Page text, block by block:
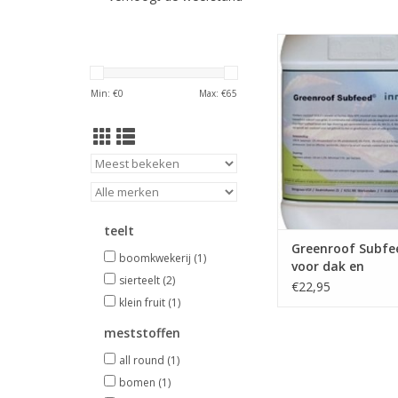
Min: €0 Max: €65
teelt
boomkwekerij (1)
sierteelt (2)
klein fruit (1)
meststoffen
all round (1)
bomen (1)
Duurzame en
vloeibare
NPK meststof voor
gebruik
op substraten bij
gevel
container
TOEVOEGEN AAN
Greenroof
voor dak en
gevelbegroeiing
€22,95